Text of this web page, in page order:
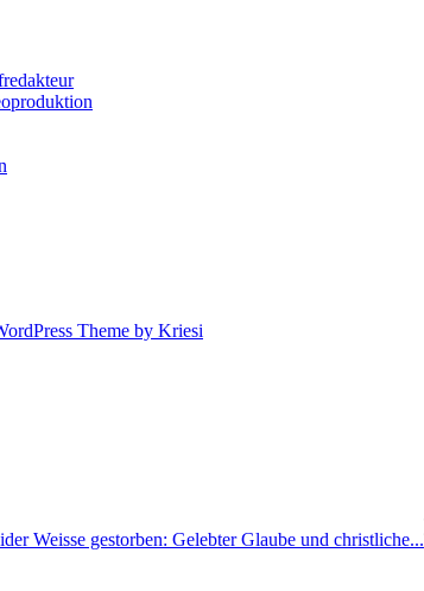
Theme by Kriesi
Weisse gestorben: Gelebter Glaube und christliche...